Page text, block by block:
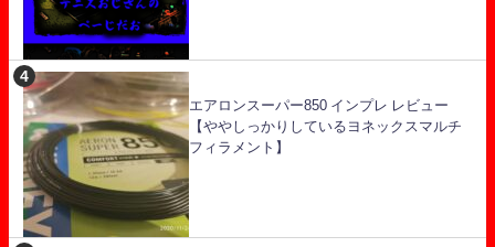
エアロンスーパー850 インプレ レビュー
【ややしっかりしているヨネックスマルチ
フィラメント】